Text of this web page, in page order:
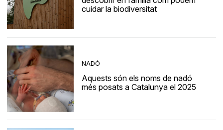
cuidar la biodiversitat
NADÓ
Aquests són els noms de nadó
més posats a Catalunya el 2025